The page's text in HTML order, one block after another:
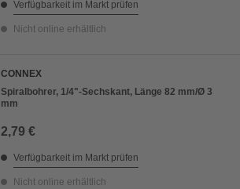
Verfügbarkeit im Markt prüfen
Nicht online erhältlich
CONNEX
Spiralbohrer, 1/4"-Sechskant, Länge 82 mm/Ø 3
mm
2,79 €
Verfügbarkeit im Markt prüfen
Nicht online erhältlich